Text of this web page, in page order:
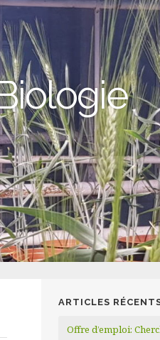
ARTICLES
Offre d’emploi: